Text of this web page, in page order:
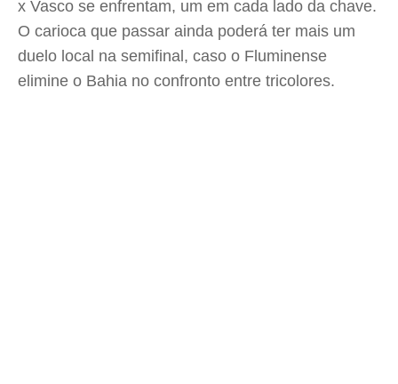
x Vasco se enfrentam, um em cada lado da chave.
O carioca que passar ainda poderá ter mais um
duelo local na semifinal, caso o Fluminense
elimine o Bahia no confronto entre tricolores.